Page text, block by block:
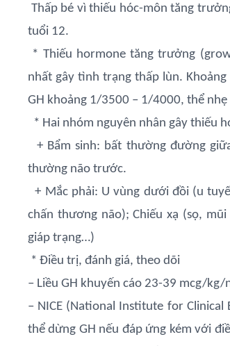
Thấp bé vì thiếu hóc-môn tăng
tuổi 12.
* Thiếu hormone tăng trưởng
nhất gây tình trạng thấp lùn. Khoảng
GH khoảng 1/3500 – 1/4000, thể
* Hai nhóm nguyên nhân gây thiếu
+ Bẩm sinh: bất thường đường
thường não trước.
+ Mắc phải: U vùng dưới đồi (u
chấn thương não); Chiếu xạ (sọ,
giáp trạng…)
* Điều trị, đánh giá, theo dõi
– Liều GH khuyến cáo 23-39 mcg/
– NICE (National Institute for
thể dừng GH nếu đáp ứng kém với